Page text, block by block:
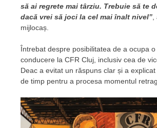
să ai regrete mai târziu. Trebuie să te
dacă vrei să joci la cel mai înalt nivel”
mijlocaș.
Întrebat despre posibilitatea de a ocupa o
conducere la CFR Cluj, inclusiv cea de
Deac a evitat un răspuns clar și a
de timp pentru a procesa momentul